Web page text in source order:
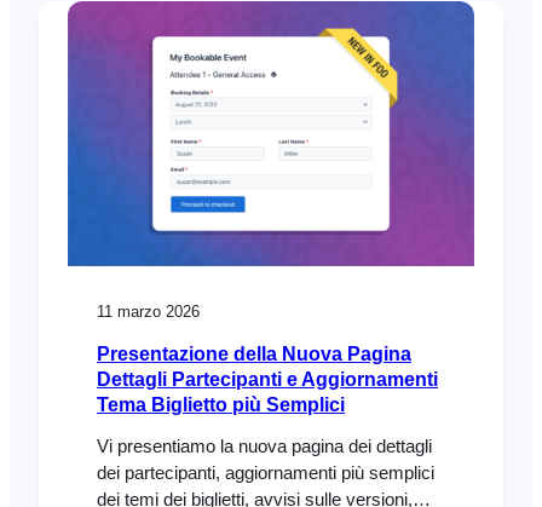
sia con il blocco di pagamento
WooCommerce sia con le procedure di
pagamento classiche. Ora che questi
elementi fondamentali sono stati
attenzione sulle funzionalità più richieste
11 marzo 2026
Presentazione della Nuova Pagina
Dettagli Partecipanti e Aggiornamenti
Tema Biglietto più Semplici
Vi presentiamo la nuova pagina dei dettagli
dei partecipanti, aggiornamenti più semplici
dei temi dei biglietti, avvisi sulle versioni,